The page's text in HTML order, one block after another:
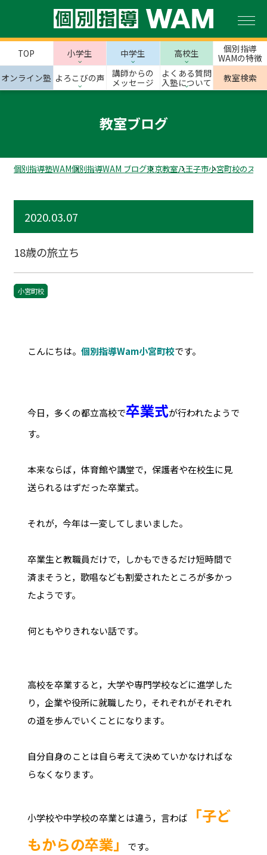
TOP 小学生 中学生 高校生
個別指導
WAMの特徴
オンライン塾 よろこびの声
講師からの
メッセージ
よくある質問
入塾について
教室検索
教室ブログ
個別指導塾WAM個別指導WAM ブログ東京教室八王子市小宮町校のスタ
2020.03.07
18歳の旅立ち
小宮町校
こんにちは。 個別指導Wam小宮町校です。
今日，多くの都立高校で卒業式が行われたようで
す。
本来ならば，体育館や講堂で，保護者や在校生に見
送られるはずだった卒業式。
それが，今年は一変してしまいました。
卒業生と教職員だけで，しかもできるだけ短時間で
済まそうと，歌唱なども割愛されたところが多かっ
たようです。
何ともやりきれない話です。
高校を卒業すると，大学や専門学校などに進学した
り，企業や役所に就職したり，それぞれがそれぞれ
の道を歩んでいくことになります。
自分自身のことは自ら考えて決めていかなければな
らなくなります。
小学校や中学校の卒業とは違う，言わば
「子ど
もからの卒業」
です。